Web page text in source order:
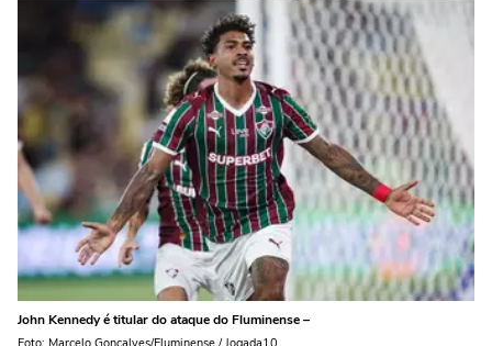
John Kennedy é titular do ataque do Fluminense –